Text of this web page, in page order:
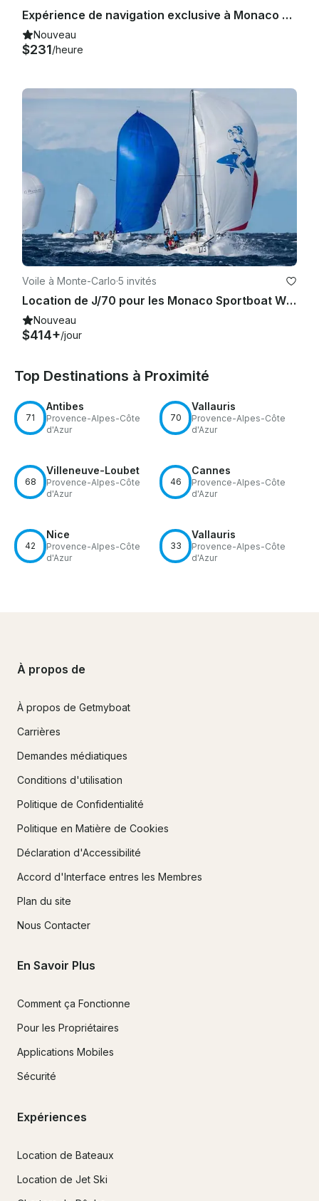
Expérience de navigation exclusive à Monaco à bord d'un Solaris 50 de luxe
Nouveau
$231/heure
Voile à Monte-Carlo·5 invités
Location de J/70 pour les Monaco Sportboat Winter Series
Nouveau
$414+/jour
Top Destinations à Proximité
71
Antibes
Provence-Alpes-Côte
d'Azur
70
Vallauris
Provence-Alpes-Côte
d'Azur
68
Villeneuve-Loubet
Provence-Alpes-Côte
d'Azur
46
Cannes
Provence-Alpes-Côte
d'Azur
42
Nice
Provence-Alpes-Côte
d'Azur
33
Vallauris
Provence-Alpes-Côte
d'Azur
À propos de
À propos de Getmyboat
Carrières
Demandes médiatiques
Conditions d'utilisation
Politique de Confidentialité
Politique en Matière de Cookies
Déclaration d'Accessibilité
Accord d'Interface entres les Membres
Plan du site
Nous Contacter
En Savoir Plus
Comment ça Fonctionne
Pour les Propriétaires
Applications Mobiles
Sécurité
Expériences
Location de Bateaux
Location de Jet Ski